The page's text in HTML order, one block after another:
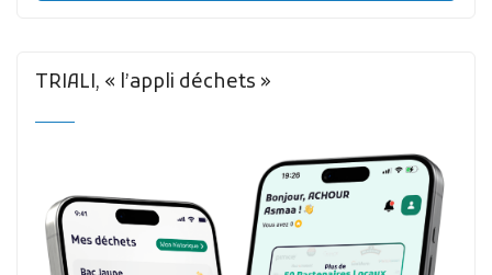
TRIALI, « l’appli déchets »